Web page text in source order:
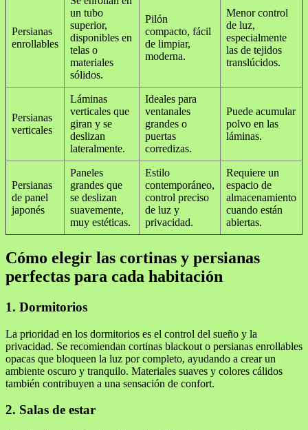
Persianas
enrollables
un tubo
superior,
disponibles en
telas o
materiales
sólidos.
Pilón
compacto, fácil
de limpiar,
moderna.
Menor control
de luz,
especialmente
las de tejidos
translúcidos.
Persianas
verticales
Láminas
verticales que
giran y se
deslizan
lateralmente.
Ideales para
ventanales
grandes o
puertas
corredizas.
Puede acumular
polvo en las
láminas.
Persianas
de panel
japonés
Paneles
grandes que
se deslizan
suavemente,
muy estéticas.
Estilo
contemporáneo,
control preciso
de luz y
privacidad.
Requiere un
espacio de
almacenamiento
cuando están
abiertas.
Cómo elegir las cortinas y persianas
perfectas para cada habitación
1. Dormitorios
La prioridad en los dormitorios es el control del sueño y la
privacidad. Se recomiendan cortinas blackout o persianas enrollables
opacas que bloqueen la luz por completo, ayudando a crear un
ambiente oscuro y tranquilo. Materiales suaves y colores cálidos
también contribuyen a una sensación de confort.
2. Salas de estar